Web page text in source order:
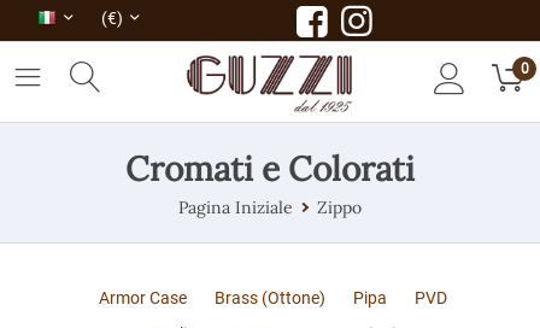
(€)
0
Cromati e Colorati
Pagina Iniziale Zippo
Armor Case Brass (Ottone) Pipa
PVD